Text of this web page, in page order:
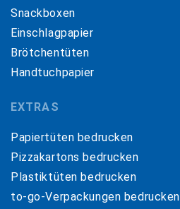
Snackboxen
Einschlagpapier
Brötchentüten
Handtuchpapier
EXTRAS
Papiertüten bedrucken
Pizzakartons bedrucken
Plastiktüten bedrucken
to-go-Verpackungen bedrucken